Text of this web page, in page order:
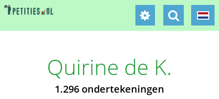
Quirine de K.
1.296 ondertekeningen